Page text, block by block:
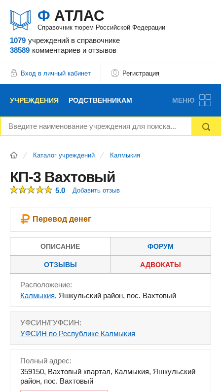
Ф АТЛАС
Справочник тюрем Российской Федерации
1079 учреждений в справочнике
38589 комментариев и отзывов
Вход в личный кабинет Регистрация
УЧРЕЖДЕНИЯ РОДСТВЕННИКАМ
НОВОСТИ БЛОГ АДВОКАТЫ
РЕКЛАМОДАТЕЛЯМ
МЕНЮ
Каталог учреждений Калмыкия
КП-3 Вахтовый
5.0 Добавить отзыв
Перевод денег
ОПИСАНИЕ ФОРУМ
ОТЗЫВЫ АДВОКАТЫ
Расположение:
Калмыкия, Яшкульский район, пос. Вахтовый
УФСИН/ГУФСИН:
УФСИН по Республике Калмыкия
Полный адрес:
359150, Вахтовый квартал, Калмыкия, Яшкульский
район, пос. Вахтовый